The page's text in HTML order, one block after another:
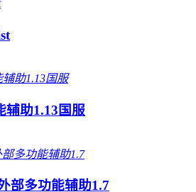
辅助1.13国服
部多功能辅助1.7